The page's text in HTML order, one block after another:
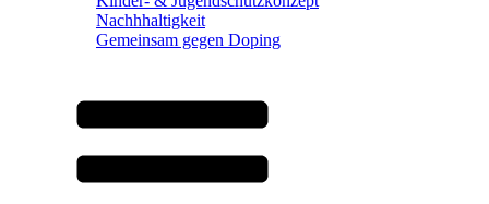
Nachhhaltigkeit
Gemeinsam gegen Doping